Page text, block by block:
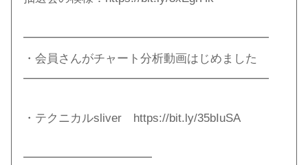
━━━━━━━━━━━━━━━━━━━━━
・会員さんがチャート分析動画はじめました
━━━━━━━━━━━━━━━━━━━━━
・テクニカルsliver https://bit.ly/35bIuSA​
━━━━━━━━━━━